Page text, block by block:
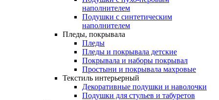
наполнителем
Подушки с синтетическим
наполнителем
Пледы, покрывала
Пледы
Пледы и покрывала детские
Покрывала и наборы покрывал
Простыни и покрывала махровые
Текстиль интерьерный
Декоративные подушки и наволочки
Подушки для стульев и табуретов